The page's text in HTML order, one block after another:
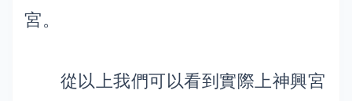
宮。
從以上我們可以看到實際上神興宮